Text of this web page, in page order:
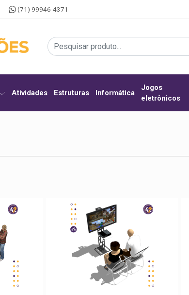
(71) 99946-4371
Atividades Estruturas Informática
Jogos
eletrônicos